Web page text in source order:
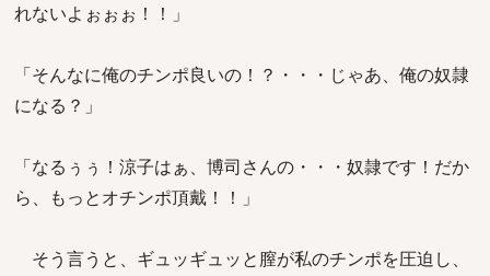
れないよぉぉぉ！！」
「そんなに俺のチンポ良いの！？・・・じゃあ、俺の奴隷
になる？」
「なるぅぅ！涼子はぁ、博司さんの・・・奴隷です！だか
ら、もっとオチンポ頂戴！！」
そう言うと、ギュッギュッと膣が私のチンポを圧迫し、